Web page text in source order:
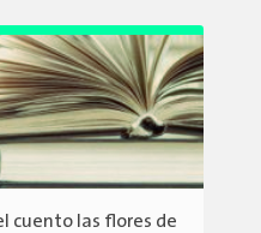
cuento las flores de